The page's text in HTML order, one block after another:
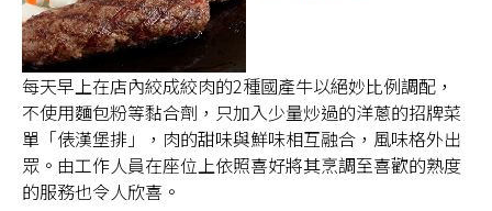
每天早上在店內絞成絞肉的2種國產牛以絕妙比例調配，
不使用麵包粉等黏合劑，只加入少量炒過的洋蔥的招牌菜
單「俵漢堡排」，肉的甜味與鮮味相互融合，風味格外出
眾。由工作人員在座位上依照喜好將其烹調至喜歡的熟度
的服務也令人欣喜。